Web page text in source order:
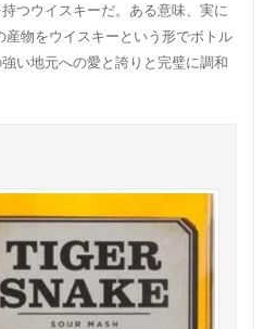
つウイスキーだ。ある意味、実に
物をウイスキーという形でボトル
い地元への愛と誇りと完璧に調和